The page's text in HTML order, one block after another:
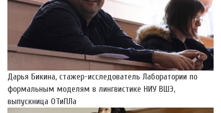
Дарья Бикина, стажер-исследователь Лаборатории по
формальным моделям в лингвистике НИУ ВШЭ,
выпускница ОТиПЛа